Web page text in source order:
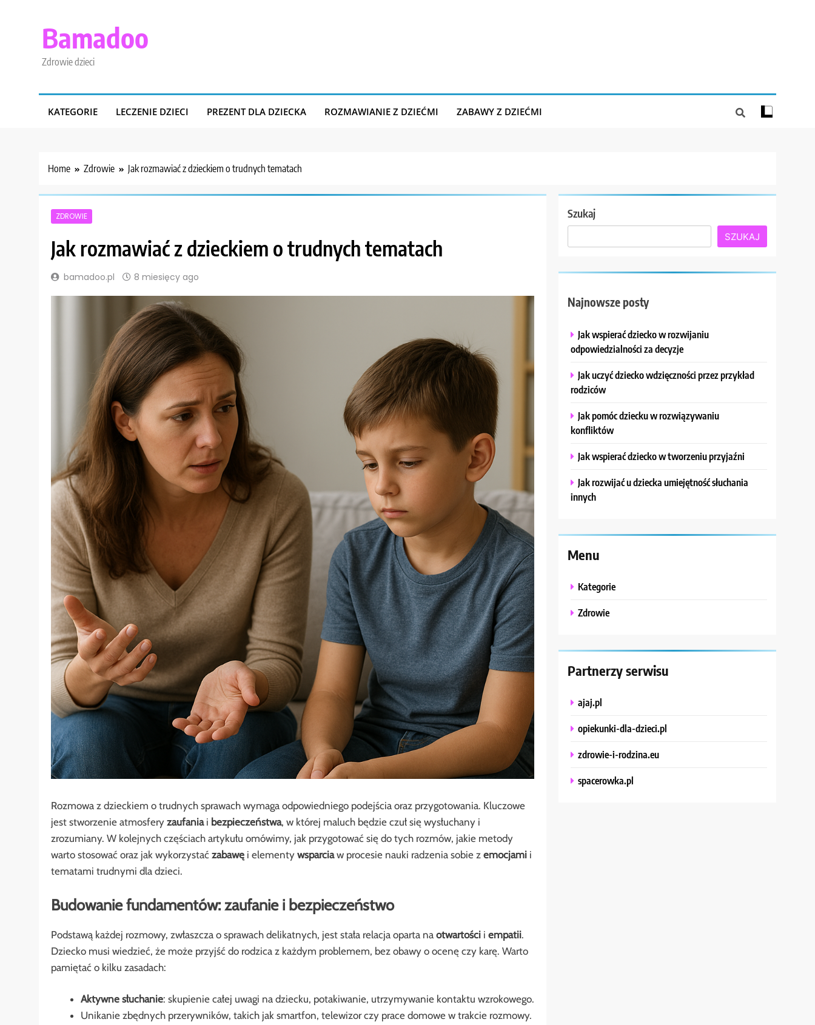
Bamadoo
Zdrowie dzieci
KATEGORIE LECZENIE DZIECI PREZENT DLA DZIECKA ROZMAWIANIE Z DZIEĆMI ZABAWY Z DZIEĆMI
Home Zdrowie Jak rozmawiać z dzieckiem o trudnych tematach
ZDROWIE
Jak rozmawiać z dzieckiem o trudnych tematach
bamadoo.pl 8 miesięcy ago
Rozmowa z dzieckiem o trudnych sprawach wymaga odpowiedniego podejścia oraz przygotowania. Kluczowe
jest stworzenie atmosfery zaufaniai bezpieczeństwa, w której maluch będzie czuł się wysłuchany i
zrozumiany. W kolejnych częściach artykułu omówimy, jak przygotować się do tych rozmów, jakie metody
warto stosować oraz jak wykorzystać zabawę i elementy wsparciaw procesie nauki radzenia sobie z emocjami i
tematami trudnymi dla dzieci.
Budowanie fundamentów: zaufanie i bezpieczeństwo
Podstawą każdej rozmowy, zwłaszcza o sprawach delikatnych, jest stała relacja oparta na otwartości i empatii.
Dziecko musi wiedzieć, że może przyjść do rodzica z każdym problemem, bez obawy o ocenę czy karę. Warto
pamiętać o kilku zasadach:
Aktywne słuchanie: skupienie całej uwagi na dziecku, potakiwanie, utrzymywanie kontaktu wzrokowego.
Unikanie zbędnych przerywników, takich jak smartfon, telewizor czy prace domowe w trakcie rozmowy.
Szukaj
SZUKAJ
Najnowsze posty
Jak wspierać dziecko w rozwijaniu
odpowiedzialności za decyzje
Jak uczyć dziecko wdzięczności przez przykład
rodziców
Jak pomóc dziecku w rozwiązywaniu
konfliktów
Jak wspierać dziecko w tworzeniu przyjaźni
Jak rozwijać u dziecka umiejętność słuchania
innych
Menu
Kategorie
Zdrowie
Partnerzy serwisu
ajaj.pl
opiekunki-dla-dzieci.pl
zdrowie-i-rodzina.eu
spacerowka.pl